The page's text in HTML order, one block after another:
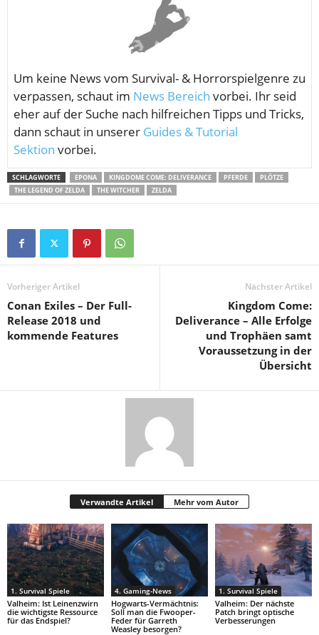
Um keine News vom Survival- & Horrorspielgenre zu
verpassen, schaut im News Bereich vorbei. Ihr seid
eher auf der Suche nach hilfreichen Tipps und Tricks,
dann schaut in unserer Guides & Tutorial
Sektion vorbei.
SCHLAGWORTE EPONA KINGDOME COME: DELIVERANCE PFERDE
PLÖTZE
THE LEGEND OF ZELDA
THE WITCHER ZELDA
Vorheriger Artikel
Conan Exiles – Der Full-
Release 2018 und
kommende Features
Nächster Artikel
Kingdom Come:
Deliverance – Alle Erfolge
und Trophäen samt
Voraussetzung in der
Übersicht
Verwandte Artikel Mehr vom Autor
1. Survival Spiele
Valheim: Ist Leinenzwirn
die wichtigste Ressource
für das Endspiel?
4. Gaming-News
Hogwarts-Vermächtnis:
Soll man die Fwooper-
Feder für Garreth
Weasley besorgen?
1. Survival Spiele
Valheim: Der nächste
Patch bringt optische
Verbesserungen